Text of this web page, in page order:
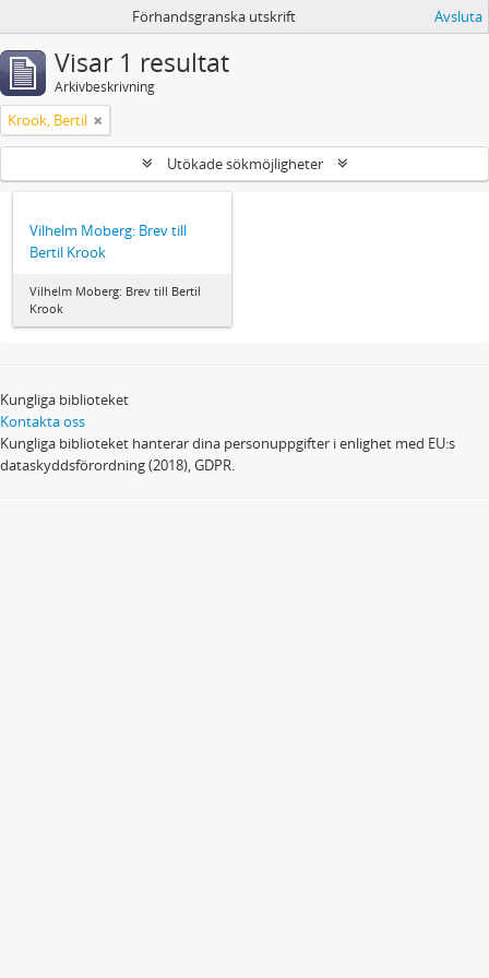
Förhandsgranska utskrift Avsluta
Visar 1 resultat
Arkivbeskrivning
Krook, Bertil
Utökade sökmöjligheter
Vilhelm Moberg: Brev till
Bertil Krook
Vilhelm Moberg: Brev till Bertil
Krook
Kungliga biblioteket
Kontakta oss
Kungliga biblioteket hanterar dina personuppgifter i enlighet med EU:s
dataskyddsförordning (2018), GDPR.